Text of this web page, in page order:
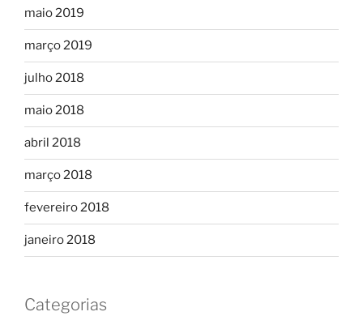
maio 2019
março 2019
julho 2018
maio 2018
abril 2018
março 2018
fevereiro 2018
janeiro 2018
Categorias